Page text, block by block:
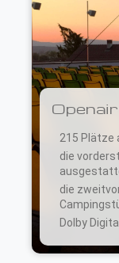
215 Plätze
die
die
Dolby